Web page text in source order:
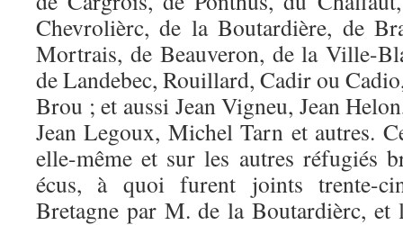
Chevrolièrc, de la Boutardière, de
Mortrais, de Beauveron, de la Ville-
de Landebec, Rouillard, Cadir ou
Brou ; et aussi Jean Vigneu, Jean
Jean Legoux, Michel Tarn et autres.
elle-même et sur les autres réfugiés
écus, à quoi furent joints trente-
Bretagne par M. de la Boutardièrc, et